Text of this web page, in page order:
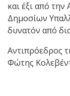
και έξι από
Δημοσίων
δυνατόν από
Αντιπρόεδρος
Φώτης